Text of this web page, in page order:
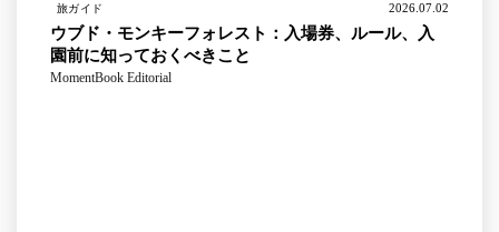
旅ガイド 2026.07.02
ウブド・モンキーフォレスト：入場券、ルール、入
園前に知っておくべきこと
MomentBook Editorial